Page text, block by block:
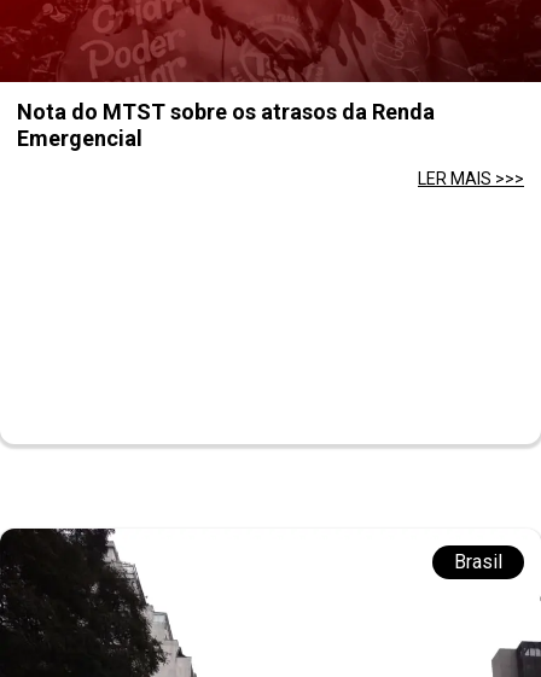
Nota do MTST sobre os atrasos da Renda
Emergencial
LER MAIS >>>
Brasil